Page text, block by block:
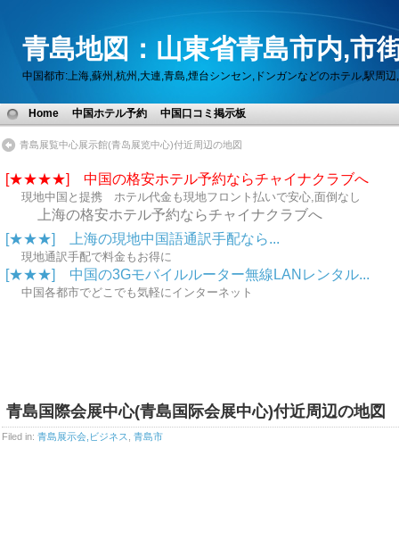
青島地図：山東省青島市内,市
中国都市:上海,蘇州,杭州,大連,青島,煙台シンセン,ドンガンなどのホテル,駅周
Home 中国ホテル予約 中国口コミ掲示板
青島展覧中心展示館(青岛展览中心)付近周辺の地図
[★★★★] 中国の格安ホテル予約ならチャイナクラブへ
現地中国と提携 ホテル代金も現地フロント払いで安心,面倒なし
上海の格安ホテル予約ならチャイナクラブへ
[★★★] 上海の現地中国語通訳手配なら...
現地通訳手配で料金もお得に
[★★★] 中国の3Gモバイルルーター無線LANレンタル...
中国各都市でどこでも気軽にインターネット
青島国際会展中心(青島国际会展中心)付近周辺の地図
Filed in: 青島展示会,ビジネス 青島市